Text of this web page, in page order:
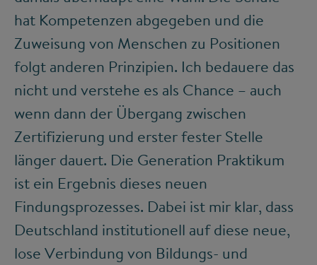
hat Kompetenzen abgegeben und die
Zuweisung von Menschen zu Positionen
folgt anderen Prinzipien. Ich bedauere das
nicht und verstehe es als Chance – auch
wenn dann der Übergang zwischen
Zertifizierung und erster fester Stelle
länger dauert. Die Generation Praktikum
ist ein Ergebnis dieses neuen
Findungsprozesses. Dabei ist mir klar, dass
Deutschland institutionell auf diese neue,
lose Verbindung von Bildungs- und